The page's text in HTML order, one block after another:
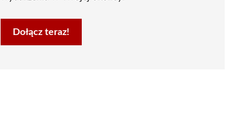
Dołącz teraz!